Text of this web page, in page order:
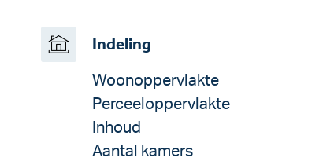
Indeling
Woonoppervlakte
Perceeloppervlakte
Inhoud
Aantal kamers